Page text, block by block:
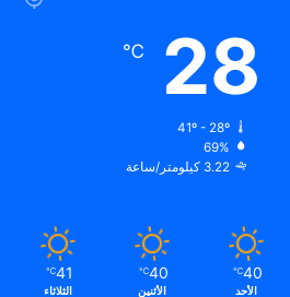
28
℃
41º - 28º
69%
3.22 كيلومتر/ساعة
40
℃
الأحد
40
℃
الأثنين
41
℃
الثلاثاء